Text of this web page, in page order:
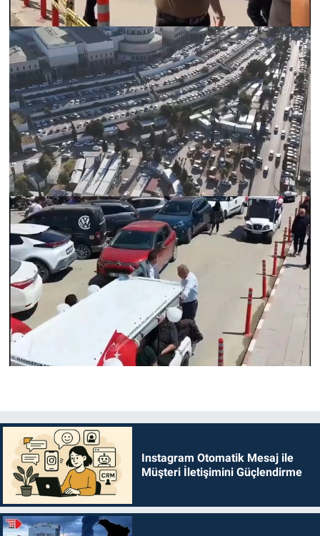
Instagram Otomatik Mesaj ile
Müşteri İletişimini Güçlendirme